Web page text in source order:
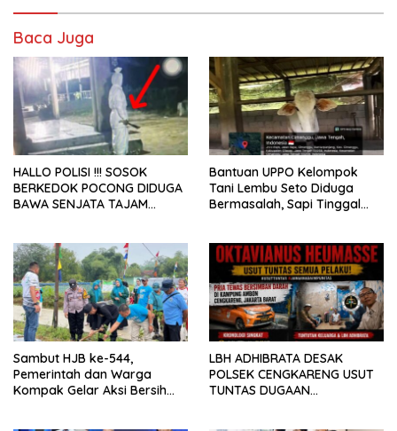
Baca Juga
HALLO POLISI !!! SOSOK
BERKEDOK POCONG DIDUGA
BAWA SENJATA TAJAM
LEBONG
Bantuan UPPO Kelompok
Tani Lembu Seto Diduga
Bermasalah, Sapi Tinggal
Sambut HJB ke-544,
Pemerintah dan Warga
Kompak Gelar Aksi Bersih
LBH ADHIBRATA DESAK
POLSEK CENGKARENG USUT
TUNTAS DUGAAN